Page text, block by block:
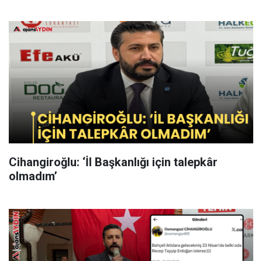
Cihangiroğlu: ‘İl Başkanlığı için talepkâr
olmadım’